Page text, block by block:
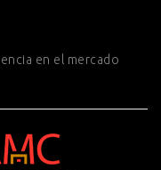
en el mercado